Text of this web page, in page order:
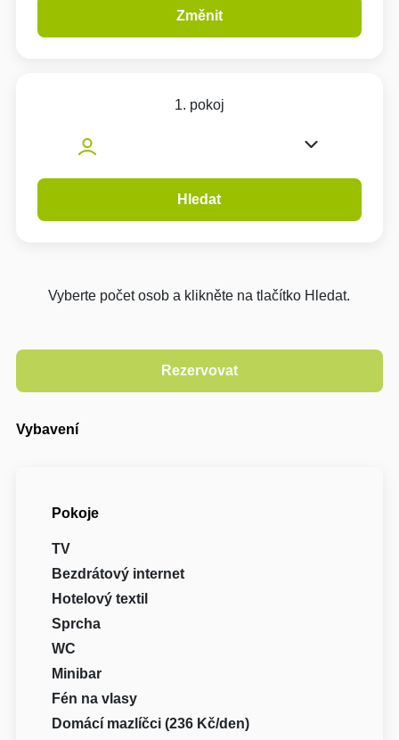
Změnit
1. pokoj
Hledat
Vyberte počet osob a klikněte na tlačítko Hledat.
Vybavení
Pokoje
TV
Bezdrátový internet
Hotelový textil
Sprcha
WC
Minibar
Fén na vlasy
Domácí mazlíčci (236 Kč/den)